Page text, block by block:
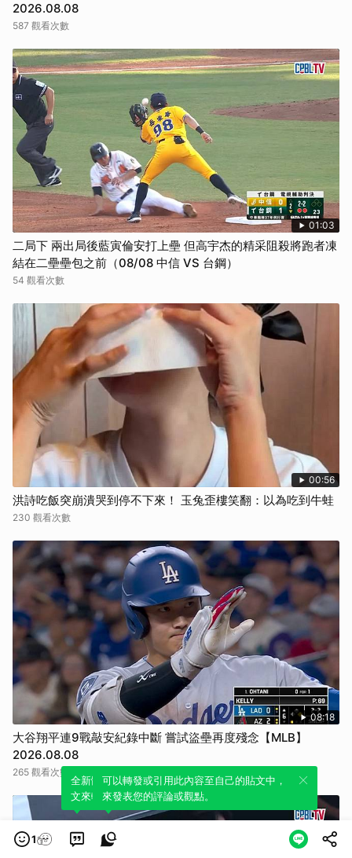
2026.08.08
587 觀看次數
01:03
二局下 兩出局後藍寅倫安打上壘 但高宇杰的精采阻殺將跑者凍
結在二壘壘包之前（08/08 中信 VS 台鋼）
54 觀看次數
00:56
洪詩吃飯突崩潰哭到停不下來！ 玉兔歪樓笑翻：以為吃到牛蛙
230 觀看次數
08:18
大谷翔平連9戰敲安紀錄中斷 嘗試盜壘再度殘念【MLB】
2026.08.08
265 觀看次數
1
全新體驗！一鍵引用此內容，透過發布貼
文來輕鬆表達個人立場。
可以轉發或引用此內容至自己的貼文中，
來發表您的評論或觀點。